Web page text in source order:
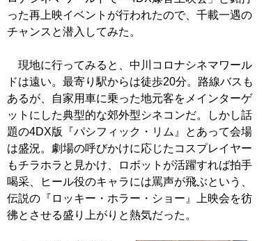
った再上映イベントが行われたので、千載一遇の
チャンスと潜入してみた。
現地に行ってみると、中川コロナシネマワール
ドは遠い。最寄り駅からは徒歩20分。路線バスも
あるが、自家用車に乗った地元客をメインターゲ
ットにした典型的な郊外型シネコンだ。しかし話
題の4DX版『パシフィック・リム』とあって会場
は盛況。劇場の呼びかけに応じたコスプレイヤー
もチラホラと見かけ、ロボットが活躍すれば拍手
喝采、ヒール役のキャラには罵声が飛ぶという、
伝説の『ロッキー・ホラー・ショー』上映会を彷
彿とさせる盛り上がりと熱気だった。